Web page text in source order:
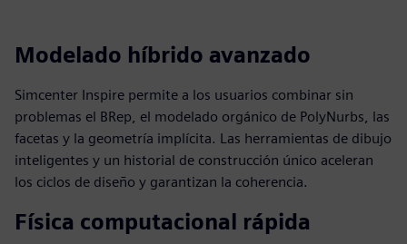
Modelado híbrido avanzado
Simcenter Inspire permite a los usuarios combinar sin
problemas el BRep, el modelado orgánico de PolyNurbs, las
facetas y la geometría implícita. Las herramientas de dibujo
inteligentes y un historial de construcción único aceleran
los ciclos de diseño y garantizan la coherencia.
Física computacional rápida